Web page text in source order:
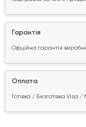
Гарантія
Офіційна гарантія
Оплата
Готівка / Безготівка Visa